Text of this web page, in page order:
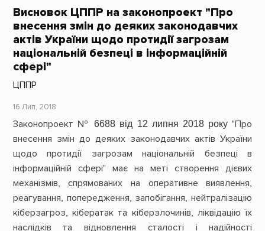
Висновок ЦППР на законопроект "Про
внесення змін до деяких законодавчих
актів України щодо протидії загрозам
національній безпеці в інформаційній
сфері"
ЦППР
16 Лип, 2018
Законопроект №6688 від 12 липня 2018 року"Про
внесення змін до деяких законодавчих актів України
щодо протидії загрозам національній безпеці в
інформаційній сфері" має на меті створення дієвих
механізмів, спрямованих на оперативне виявлення,
реагування, попередження, запобігання, нейтралізацію
кіберзагроз, кібератак та кіберзлочинів, ліквідацію їх
наслідків та відновлення сталості і надійності